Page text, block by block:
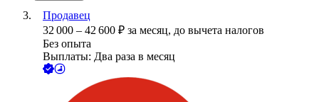
Продавец
32 000 – 42 600 ₽ за месяц, до вычета налогов
Без опыта
Выплаты: Два раза в месяц